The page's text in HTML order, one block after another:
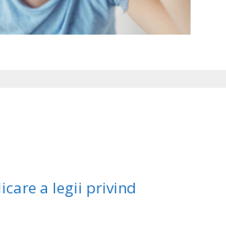
a legii privind